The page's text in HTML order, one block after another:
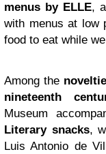
menus by ELLE,
with menus at low
food to eat while
Among the
nineteenth
Museum
Literary snacks,
Luis Antonio de